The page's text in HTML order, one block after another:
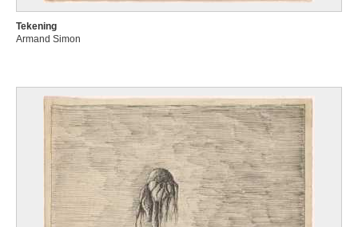
Tekening
Armand Simon